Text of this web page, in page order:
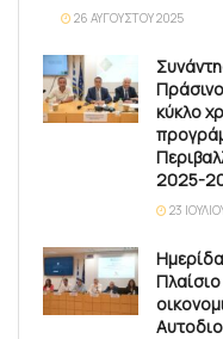
26 ΑΥΓΟΎΣΤΟΥ 2025
κύκλο
2025-
23